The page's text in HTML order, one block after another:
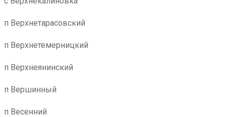
п Верхнетарасовский
п Верхнетемерницкий
п Верхнеянинский
п Вершинный
п Весенний